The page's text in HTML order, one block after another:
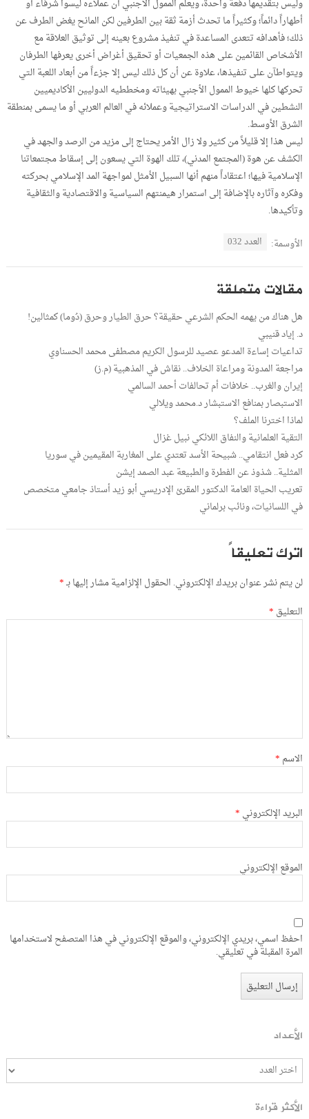
وليس بتقديمها دفعة واحدة، ويعلم الممول الأجنبي أن عملاءه ليسوا شرفاء أو
أطهاراً دائماً؛ وكثيراً ما تحدث أزمة ثقة بين الطرفين لكن المانح يغض الطرف عن
ذلك؛ فأهدافه تتعدى المساعدة في تنفيذ مشروع بعينه إلى توثيق العلاقة مع
الأشخاص القائمين على هذه الجمعيات أو تحقيق أغراض أخرى يعرفها الطرفان
ويتواطآن على تنفيذها، علاوة عن أن كل ذلك ليس إلا جزءاً من أبعاد اللعبة التي
تحركها كلها خيوط الممول الأجنبي بهيئاته ومخططيه الدوليين الأكاديميين
النشطين في الدراسات الاستراتيجية وعملائه في العالم العربي أو ما يسمى بمنطقة
الشرق الأوسط.
ليس هذا إلا قليلاً من كثير ولا زال الأمر يحتاج إلى مزيد من الرصد والجهد في
الكشف عن هوة (المجتمع المدني)، تلك الهوة التي يسعون إلى إسقاط مجتمعاتنا
الإسلامية فيها؛ اعتقاداً منهم أنها السبيل الأمثل لمواجهة المد الإسلامي بحركته
وفكره وآثاره بالإضافة إلى استمرار هيمنتهم السياسية والاقتصادية والثقافية
وتأكيدها.
الأوسمة: العدد 032
مقالات متعلقة
هل هناك من يهمه الحكم الشرعي حقيقة؟ حرق الطيار وحرق (دُوما) كمثالين!
د. إياد قنيبي
تداعيات إساءة المدعو عصيد للرسول الكريم مصطفى محمد الحسناوي
مراجعة المدونة ومراعاة الخلاف.. نقاش في المذهبية (م.ز)
إيران والغرب.. خلافات أم تحالفات أحمد السالمي
الاستبصار بمنافع الاستبشار د.محمد ويلالي
لماذا اخترنا الملف؟
التقية العلمانية والنفاق اللائكي نبيل غزال
كرد فعل انتقامي.. شبيحة الأسد تعتدي على المغاربة المقيمين في سوريا
المثلية.. شذوذ عن الفطرة والطبيعة عبد الصمد إيشن
تعريب الحياة العامة الدكتور المقرئ الإدريسي أبو زيد أستاذ جامعي متخصص
في اللسانيات، ونائب برلماني
اترك تعليقاً
لن يتم نشر عنوان بريدك الإلكتروني. الحقول الإلزامية مشار إليها بـ*
التعليق *
الاسم *
البريد الإلكتروني *
الموقع الإلكتروني
احفظ اسمي، بريدي الإلكتروني، والموقع الإلكتروني في هذا المتصفح لاستخدامها
المرة المقبلة في تعليقي.
الأعداد
الأكثر قراءة